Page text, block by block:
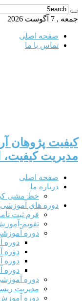
جمعه , 7 آگوست 2026
صفحه اصلی
تماس با ما
کیفیت پژوهان
مدیریت کیفیت،
صفحه اصلی
درباره ما
خط مشی
دوره های آموزشی
فرم ثبت
تقویم-آموزش-
دوره
دوره
دوره
دوره
دوره
دوره
مدیریت
دوره آموزش